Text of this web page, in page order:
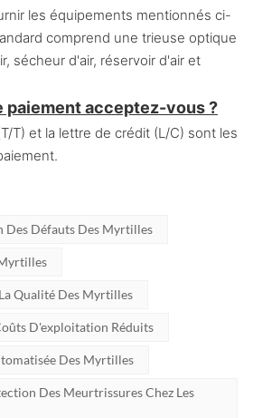
les équipements mentionnés ci-
comprend une trieuse optique
sécheur d'air, réservoir d'air et
paiement acceptez-vous ?
T) et la lettre de crédit (L/C) sont les
Des Défauts Des Myrtilles
Qualité Des Myrtilles
D'exploitation Réduits
Des Myrtilles
Des Meurtrissures Chez Les